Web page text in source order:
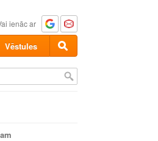
ienāc ar
Vēstules